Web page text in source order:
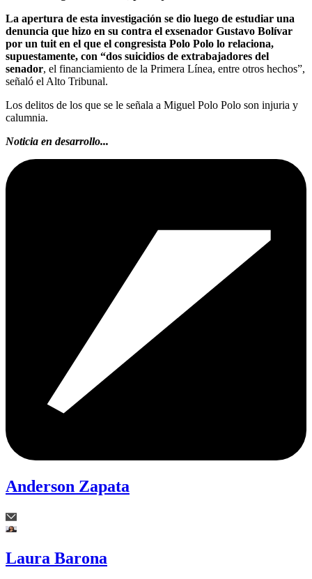
La apertura de esta investigación se dio luego de estudiar una
denuncia que hizo en su contra el exsenador Gustavo Bolívar
por un tuit en el que el congresista Polo Polo lo relaciona,
supuestamente, con “dos suicidios de extrabajadores del
senador, el financiamiento de la Primera Línea, entre otros hechos”,
señaló el Alto Tribunal.
Los delitos de los que se le señala a Miguel Polo Polo son injuria y
calumnia.
Noticia en desarrollo...
Anderson Zapata
Laura Barona